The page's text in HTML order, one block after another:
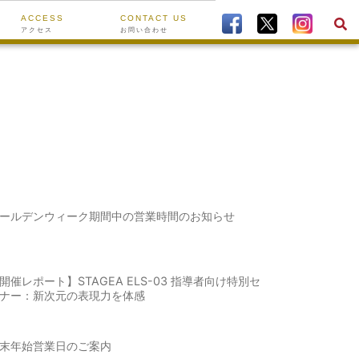
ACCESS
アクセス
CONTACT US
お問い合わせ
ルデンウィーク期間中の営業時間のお知らせ
開催レポート】STAGEA ELS-03 指導者向け特別セ
ー：新次元の表現力を体感
年始営業日のご案内